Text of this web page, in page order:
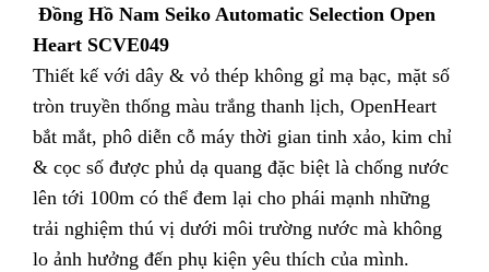
Đồng Hồ Nam Seiko Automatic Selection Open
Heart SCVE049
Thiết kế với dây & vỏ thép không gỉ mạ bạc, mặt số
tròn truyền thống màu trắng thanh lịch, OpenHeart
bắt mắt, phô diễn cỗ máy thời gian tinh xảo, kim chỉ
& cọc số được phủ dạ quang đặc biệt là chống nước
lên tới 100m có thể đem lại cho phái mạnh những
trải nghiệm thú vị dưới môi trường nước mà không
lo ảnh hưởng đến phụ kiện yêu thích của mình.